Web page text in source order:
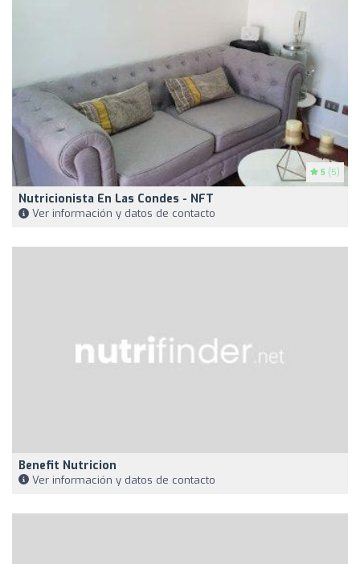
5 (5)
Nutricionista En Las Condes - NFT
Ver información y datos de contacto
Benefit Nutricion
Ver información y datos de contacto